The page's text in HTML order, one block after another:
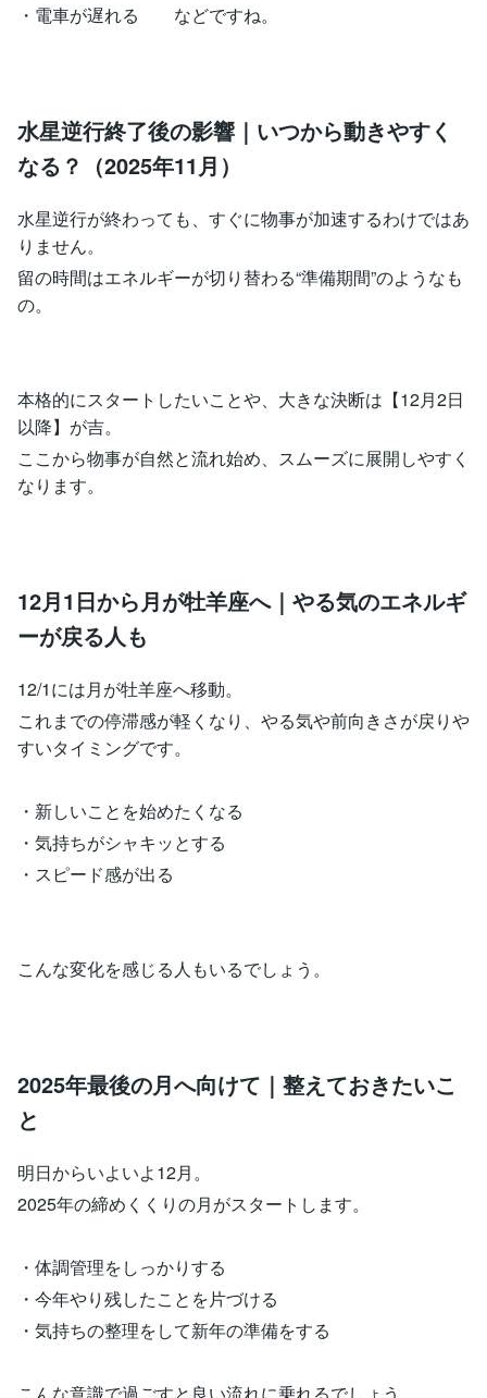
・電車が遅れる などですね。
水星逆行終了後の影響｜いつから動きやすく
なる？（2025年11月）
水星逆行が終わっても、すぐに物事が加速するわけではあ
りません。
留の時間はエネルギーが切り替わる“準備期間”のようなも
の。
本格的にスタートしたいことや、大きな決断は【12月2日
以降】が吉。
ここから物事が自然と流れ始め、スムーズに展開しやすく
なります。
12月1日から月が牡羊座へ｜やる気のエネルギ
ーが戻る人も
12/1には月が牡羊座へ移動。
これまでの停滞感が軽くなり、やる気や前向きさが戻りや
すいタイミングです。
・新しいことを始めたくなる
・気持ちがシャキッとする
・スピード感が出る
こんな変化を感じる人もいるでしょう。
2025年最後の月へ向けて｜整えておきたいこ
と
明日からいよいよ12月。
2025年の締めくくりの月がスタートします。
・体調管理をしっかりする
・今年やり残したことを片づける
・気持ちの整理をして新年の準備をする
こんな意識で過ごすと良い流れに乗れるでしょう。